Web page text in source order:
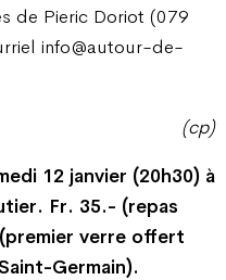
de Pieric Doriot (079
info@autour-de-
(cp)
12 janvier (20h30) à
Fr. 35.- (repas
verre offert
Germain).